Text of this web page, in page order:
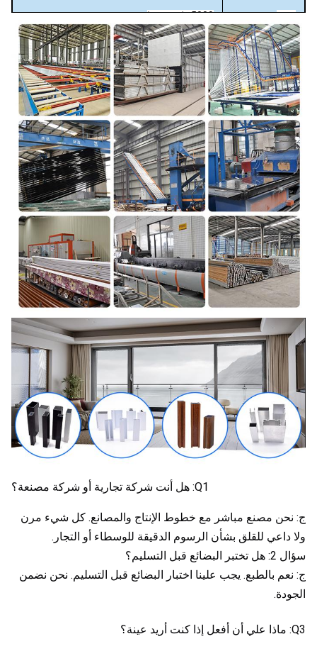
سعة 5000 طن شهريا
الانتهاء من
السطح
مطحنة / أنودة (أكسدة) / سفع رملي / طلاء
مسحوق / رحلان كهربائي / طلاء PVDF / تأثير
خشبي.
Q1: هل أنت شركة تجارية أو شركة مصنعة؟
ولا داعي للقلق بشأن الرسوم الدقيقة للوسطاء أو التجار.
سؤال 2: هل تختبر البضائع قبل التسليم؟
الجودة.
Q3: ماذا علي أن أفعل إذا كنت أريد عينة؟